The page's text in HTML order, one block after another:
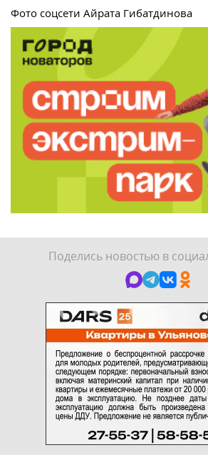
Фото соцсети Айрата Гибатдинова
Поделись новостью в